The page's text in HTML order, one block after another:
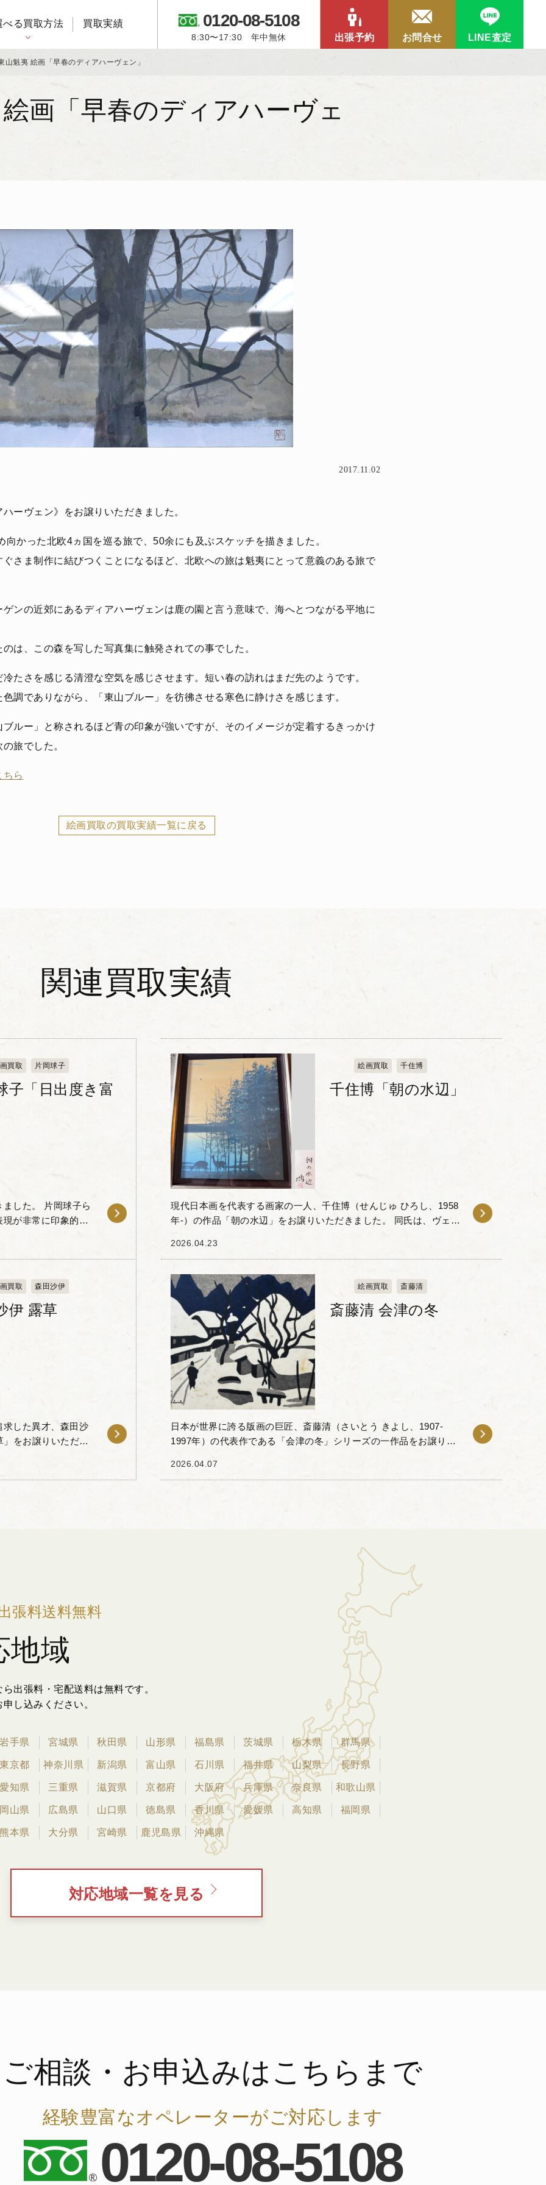
べる買取方法 買取実績 0120-08-5108
8:30〜17:30 年中無休 出張予約 お問合せ LINE査定
山魁夷 絵画「早春のディアハーヴェン」
画「早春のディアハーヴェ
2017.11.02
ーヴェン》をお譲りいただきました。
向かった北欧4ヵ国を巡る旅で、50余にも及ぶスケッチを描きました。
さま制作に結びつくことになるほど、北欧への旅は魁夷にとって意義のある旅で
ンの近郊にあるディアハーヴェンは鹿の園と言う意味で、海へとつながる平地に
は、この森を写した写真集に触発されての事でした。
たさを感じる清澄な空気を感じさせます。短い春の訪れはまだ先のようです。
調でありながら、「東山ブルー」を彷彿させる寒色に静けさを感じます。
ルー」と称されるほど青の印象が強いですが、そのイメージが定着するきっかけ
旅でした。
ちら
絵画買取の買取実績一覧に戻る
関連買取実績
買取 片岡球子
子「日出度き富
岡球子ら
が非常に印象的な
絵画買取 千住博
千住博「朝の水辺」
現代日本画を代表する画家の一人、千住博（せんじゅ ひろし、1958
年-）の作品「朝の水辺」をお譲りいただきました。 同氏は、ヴェネ
技法に現...
2026.04.23
買取 森田沙伊
伊 露草
した異才、森田沙
をお譲りいただき
絵画買取 斎藤清
斎藤清 会津の冬
日本が世界に誇る版画の巨匠、斎藤清（さいとう きよし、1907-
1997年）の代表作である「会津の冬」シリーズの一作品をお譲りい
ザイン性...
2026.04.07
張料送料無料
地域
出張料・宅配送料は無料です。
し込みください。
岩手県 宮城県 秋田県 山形県 福島県 茨城県 栃木県 群馬県
東京都 神奈川県 新潟県 富山県 石川県 福井県 山梨県 長野県
愛知県 三重県 滋賀県 京都府 大阪府 兵庫県 奈良県 和歌山県
岡山県 広島県 山口県 徳島県 香川県 愛媛県 高知県 福岡県
熊本県 大分県 宮崎県 鹿児島県 沖縄県
対応地域一覧を見る
ご相談・お申込みはこちらまで
経験豊富なオペレーターがご対応します
0120-08-5108